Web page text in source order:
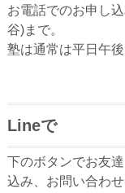
お電話でのお申し
谷)まで。
塾は通常は平日午
Lineで
下のボタンでお友
込み、お問い合わ